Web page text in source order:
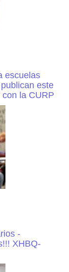
escuelas
este
la CURP
-
XHBQ-